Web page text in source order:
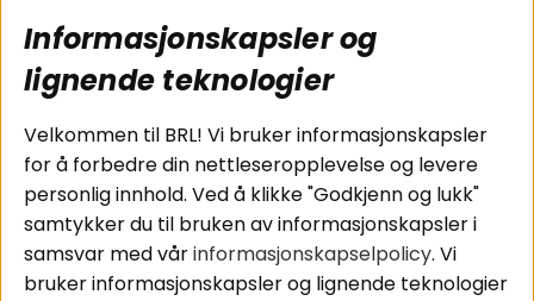
Koblingsguide for
subwoofers
Tilkobling av
bilforsterker
Koblingsguide for
midbasser
Butikker
Våre ambassadører
- Team BRL
Cookies
Kjøpsvilkår
Personvernpolicy
Service / Garanti /
Retur
Informasjonskapsler og
lignende teknologier
Velkommen til BRL! Vi bruker informasjonskapsler
for å forbedre din nettleseropplevelse og levere
personlig innhold. Ved å klikke "Godkjenn og lukk"
samtykker du til bruken av informasjonskapsler i
samsvar med vårinformasjonskapselpolicy. Vi
bruker informasjonskapsler og lignende teknologier